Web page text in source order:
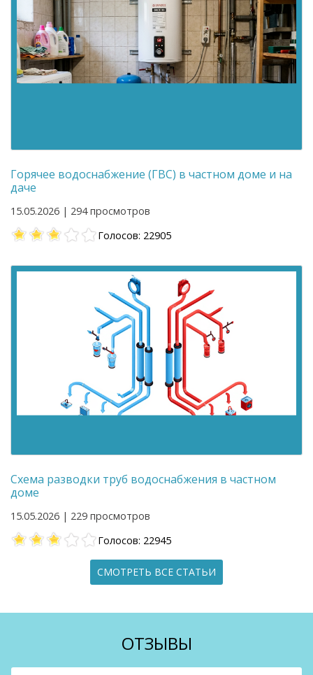
Горячее водоснабжение (ГВС) в частном доме и на
даче
15.05.2026 | 294 просмотров
Голосов: 22905
Схема разводки труб водоснабжения в частном
доме
15.05.2026 | 229 просмотров
Голосов: 22945
СМОТРЕТЬ ВСЕ СТАТЬИ
ОТЗЫВЫ